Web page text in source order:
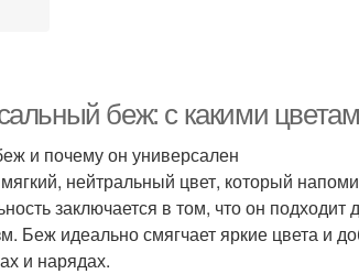
беж: с какими
и почему он универсален
нейтральный цвет, который
заключается в том, что он
Беж идеально смягчает яркие цвета и
и нарядах.